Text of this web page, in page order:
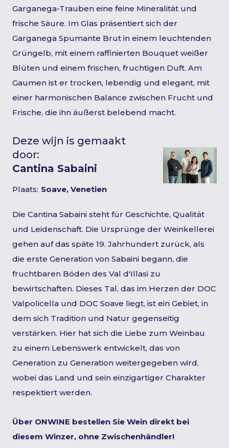
Garganega-Trauben eine feine Mineralität und
frische Säure. Im Glas präsentiert sich der
Garganega Spumante Brut in einem leuchtenden
Grüngelb, mit einem raffinierten Bouquet weißer
Blüten und einem frischen, fruchtigen Duft. Am
Gaumen ist er trocken, lebendig und elegant, mit
einer harmonischen Balance zwischen Frucht und
Frische, die ihn äußerst belebend macht.
Deze wijn is gemaakt
door:
Cantina Sabaini
Plaats: Soave, Venetien
Die Cantina Sabaini steht für Geschichte, Qualität
und Leidenschaft. Die Ursprünge der Weinkellerei
gehen auf das späte 19. Jahrhundert zurück, als
die erste Generation von Sabaini begann, die
fruchtbaren Böden des Val d'Illasi zu
bewirtschaften. Dieses Tal, das im Herzen der DOC
Valpolicella und DOC Soave liegt, ist ein Gebiet, in
dem sich Tradition und Natur gegenseitig
verstärken. Hier hat sich die Liebe zum Weinbau
zu einem Lebenswerk entwickelt, das von
Generation zu Generation weitergegeben wird,
wobei das Land und sein einzigartiger Charakter
respektiert werden.
Über ONWINE bestellen Sie Wein direkt bei
diesem Winzer, ohne Zwischenhändler!